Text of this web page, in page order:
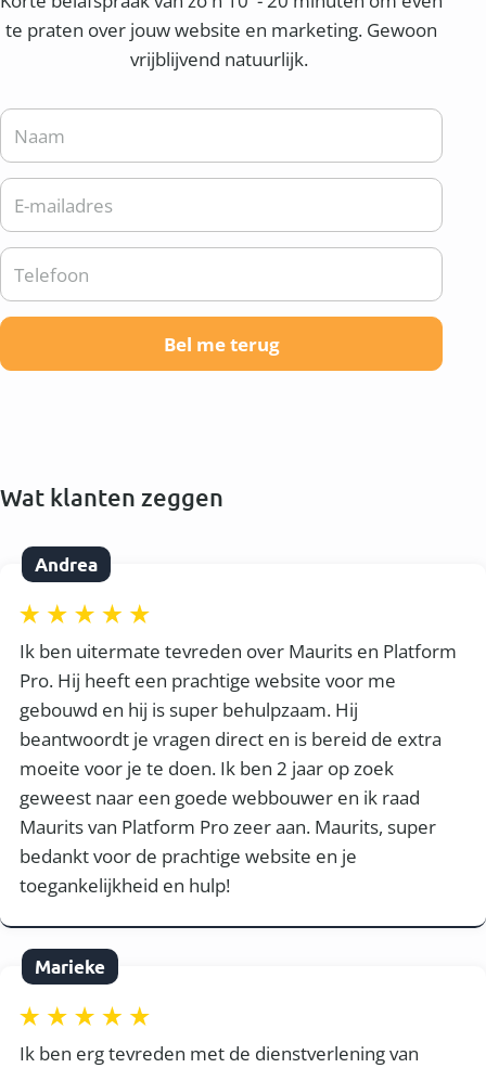
te praten over jouw website en marketing. Gewoon
vrijblijvend natuurlijk.
Wat klanten zeggen
Andrea
Ik ben uitermate tevreden over Maurits en Platform
Pro. Hij heeft een prachtige website voor me
gebouwd en hij is super behulpzaam. Hij
beantwoordt je vragen direct en is bereid de extra
moeite voor je te doen. Ik ben 2 jaar op zoek
geweest naar een goede webbouwer en ik raad
Maurits van Platform Pro zeer aan. Maurits, super
bedankt voor de prachtige website en je
toegankelijkheid en hulp!
Marieke
Ik ben erg tevreden met de dienstverlening van